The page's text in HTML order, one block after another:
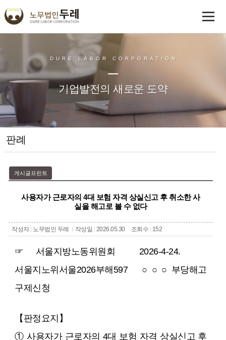
DURE LABOR CORPORATION
기업발전의 새로운 도약
판례
게시글프린트
사용자가 근로자의 4대 보험 자격 상실신고 후 취소한 사
실을 해고로 볼 수 없다
작성자 : 노무법인 두레 작성일 : 2026.05.30 조회수 : 152
☞ 서울지방노동위원회 2026-4-24.
서울지노위서울2026부해597 ○ ○ ○ 부당해고
구제신청
【판정요지】
① 사용자가 근로자의 4대 보험 자격 상실신고 후